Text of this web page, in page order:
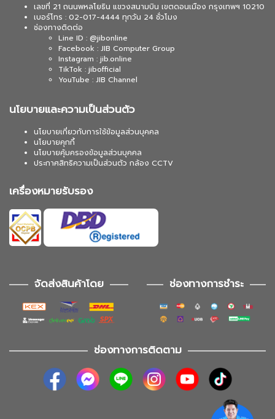
เลขที่ 21 ถนนพหลโยธิน แขวงสนามบิน เขตดอนเมือง กรุงเทพฯ 10210
เบอร์โทร : 02-017-4444 ทุกวัน 24 ชั่วโมง
ช่องทางติดต่อ
Line ID : @jibonline
Facebook : JIB Computer Group
Instagram : jib.online
TikTok : jibofficial
YouTube : JIB Channel
นโยบายและความเป็นส่วนตัว
นโยบายเกี่ยวกับการใช้ข้อมูลส่วนบุคคล
นโยบายคุกกี้
นโยบายคุ้มครองข้อมูลส่วนบุคคล
ประกาศสิทธิความเป็นส่วนตัว กล้อง CCTV
เครื่องหมายรับรอง
จัดส่งสินค้าโดย ช่องทางการชำระ
ช่องทางการติดตาม